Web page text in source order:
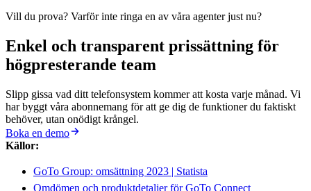
Vill du prova? Varför inte ringa en av våra agenter just nu?
Enkel och transparent prissättning för
högpresterande team
Slipp gissa vad ditt telefonsystem kommer att kosta varje månad. Vi
har byggt våra abonnemang för att ge dig de funktioner du faktiskt
behöver, utan onödigt krångel.
Boka en demo
Källor:
GoTo Group: omsättning 2023 | Statista
Omdömen och produktdetaljer för GoTo Connect